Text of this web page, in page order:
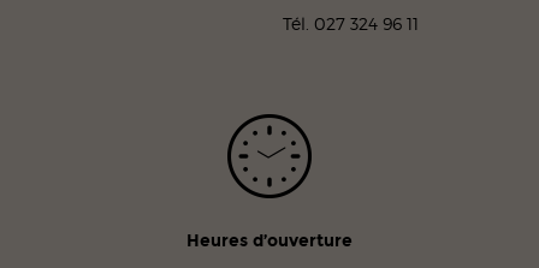
Tél. 027 324 96 11
Heures d’ouverture